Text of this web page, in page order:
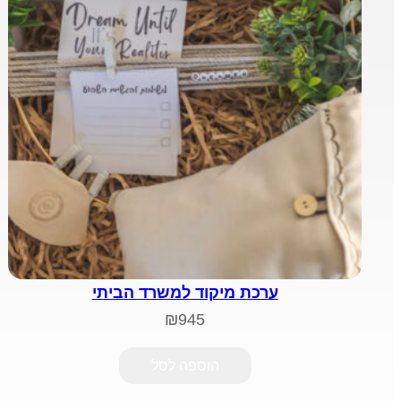
ערכת מיקוד למשרד הביתי
₪945